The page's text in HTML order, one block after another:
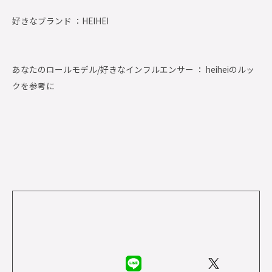
好きなブランド ： HEIHEI
あなたのロールモデル/好きなインフルエンサー ： heiheiのルッ
クを参考に